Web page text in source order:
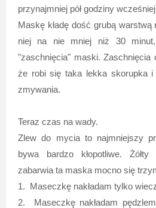
przynajmniej pół godziny
Maskę kładę dość grubą
niej na nie mniej niż 30
"zaschnięcia" maski.
że robi się taka lekka skorupka
zmywania.
Teraz czas na wady.
Zlew do mycia to najmniejszy
bywa bardzo kłopotliwe.
zabarwia ta maska mocno się
1. Maseczkę nakładam tylko
2. Maseczkę nakładam